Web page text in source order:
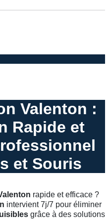
Valenton :
Rapide et
et Souris
rapide et efficace ?
intervient 7j/7 pour éliminer
grâce à des solutions